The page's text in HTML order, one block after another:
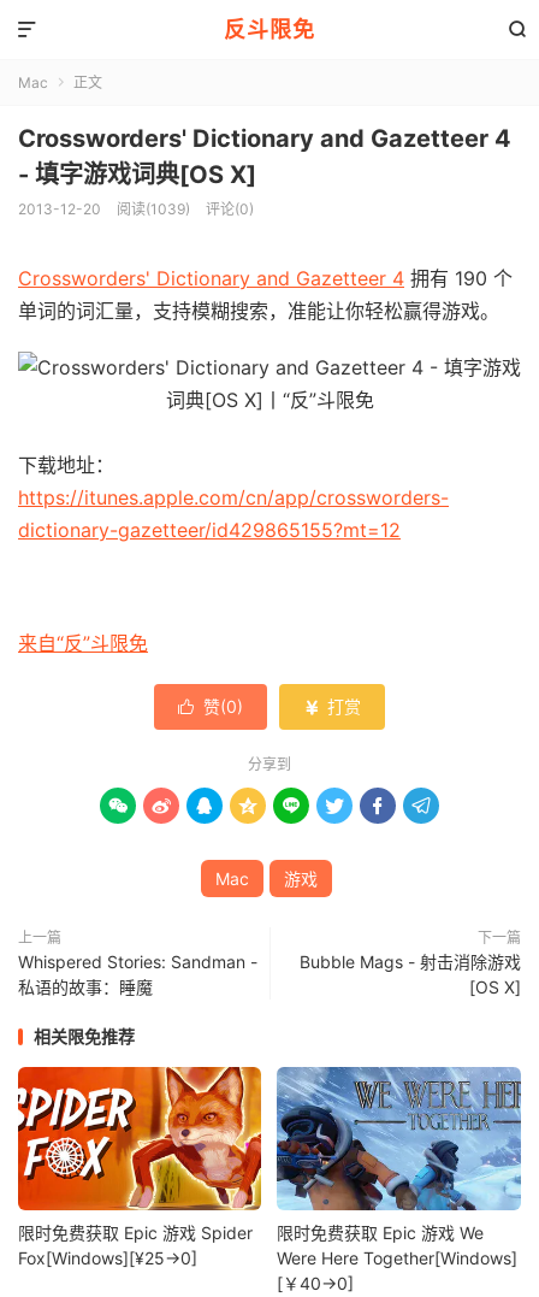
反斗限免 

Mac  正文
Crossworders' Dictionary and Gazetteer 4
- 填字游戏词典[OS X]
2013-12-20 阅读(1039) 评论(0)
Crossworders' Dictionary and Gazetteer 4 拥有 190 个
单词的词汇量，支持模糊搜索，准能让你轻松赢得游戏。
下载地址：
https://itunes.apple.com/cn/app/crossworders-
dictionary-gazetteer/id429865155?mt=12
来自“反”斗限免
 赞(0)  打赏
分享到
       
Mac 游戏
上一篇
Whispered Stories: Sandman -
私语的故事：睡魔
下一篇
Bubble Mags - 射击消除游戏
[OS X]
相关限免推荐
限时免费获取 Epic 游戏 Spider
Fox[Windows][¥25→0]
限时免费获取 Epic 游戏 We
Were Here Together[Windows]
[￥40→0]